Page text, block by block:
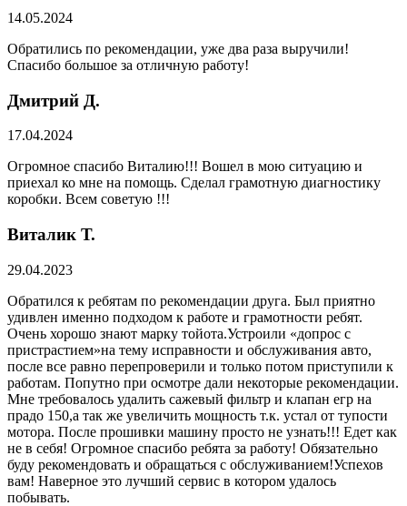
14.05.2024
Обратились по рекомендации, уже два раза выручили!
Спасибо большое за отличную работу!
Дмитрий Д.
17.04.2024
Огромное спасибо Виталию!!! Вошел в мою ситуацию и
приехал ко мне на помощь. Сделал грамотную диагностику
коробки. Всем советую !!!
Виталик Т.
29.04.2023
Обратился к ребятам по рекомендации друга. Был приятно
удивлен именно подходом к работе и грамотности ребят.
Очень хорошо знают марку тойота.Устроили «допрос с
пристрастием»на тему исправности и обслуживания авто,
после все равно перепроверили и только потом приступили к
работам. Попутно при осмотре дали некоторые рекомендации.
Мне требовалось удалить сажевый фильтр и клапан егр на
прадо 150,а так же увеличить мощность т.к. устал от тупости
мотора. После прошивки машину просто не узнать!!! Едет как
не в себя! Огромное спасибо ребята за работу! Обязательно
буду рекомендовать и обращаться с обслуживанием!Успехов
вам! Наверное это лучший сервис в котором удалось
побывать.